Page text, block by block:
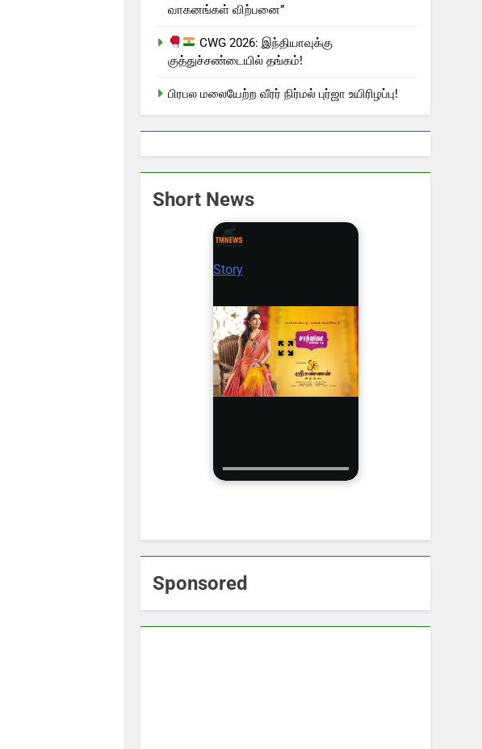
வாகனங்கள் விற்பனை”
CWG 2026: இந்தியாவுக்கு
குத்துச்சண்டையில் தங்கம்!
பிரபல மலையேற்ற வீரர் நிர்மல் புர்ஜா உயிரிழப்பு!
Short News
Story
Sponsored